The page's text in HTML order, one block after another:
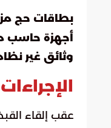
بطاقات حج
أجهزة حاسب
وثائق غير
عقب إلقاء